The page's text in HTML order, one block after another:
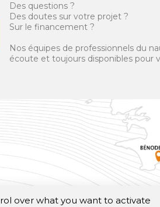
Des questions ?
Des doutes sur votre projet ?
Sur le financement ?
Nos équipes de professionnels du
écoute et toujours disponibles pour
over what you want to activate